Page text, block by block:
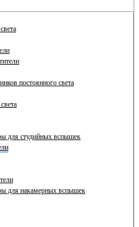
постоянного света
для студийных вспышек
для накамерных вспышек